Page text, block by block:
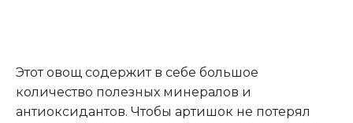
Этот овощ содержит в себе большое
количество полезных минералов и
антиоксидантов. Чтобы артишок не потерял